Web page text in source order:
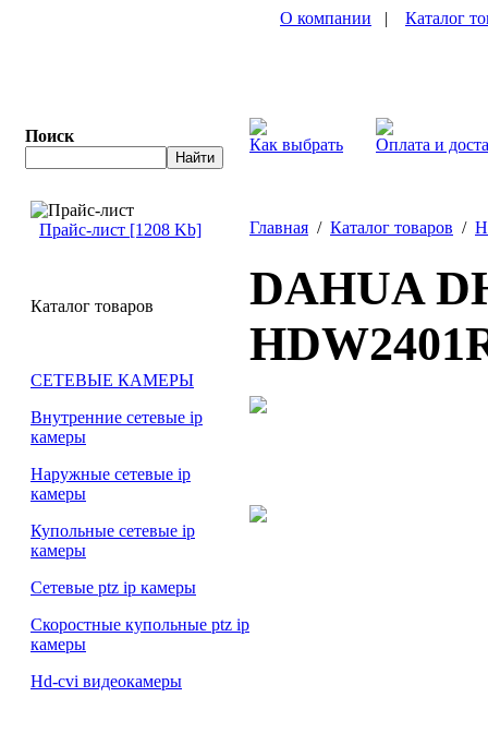
Поиск
О компании | Каталог
Как выбрать Оплата и
Прайс-лист [1208 Kb]
Каталог товаров
СЕТЕВЫЕ КАМЕРЫ
Внутренние сетевые ip
камеры
Наружные сетевые ip
камеры
Купольные сетевые ip
камеры
Сетевые ptz ip камеры
Скоростные купольные ptz ip
камеры
Hd-cvi видеокамеры
Главная / Каталог товаров /
DAHUA